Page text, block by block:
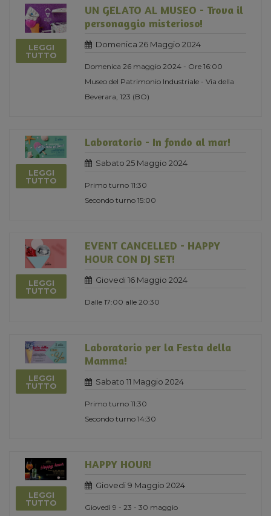
LEGGI
TUTTO
UN GELATO AL MUSEO - Trova il
personaggio misterioso!
Domenica 26 Maggio 2024
Domenica 26 maggio 2024 - Ore 16:00
Museo del Patrimonio Industriale - Via della
Beverara, 123 (BO)
LEGGI
TUTTO
Laboratorio - In fondo al mar!
Sabato 25 Maggio 2024
Primo turno 11:30
Secondo turno 15:00
LEGGI
TUTTO
EVENT CANCELLED - HAPPY
HOUR CON DJ SET!
Giovedi 16 Maggio 2024
Dalle 17:00 alle 20:30
LEGGI
TUTTO
Laboratorio per la Festa della
Mamma!
Sabato 11 Maggio 2024
Primo turno 11:30
Secondo turno 14:30
LEGGI
TUTTO
HAPPY HOUR!
Giovedi 9 Maggio 2024
Giovedì 9 - 23 - 30 maggio